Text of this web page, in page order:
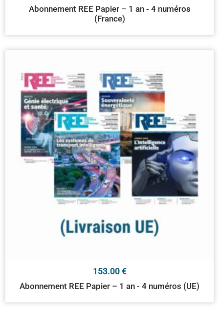
Abonnement REE Papier – 1 an - 4 numéros
(France)
153.00€
Abonnement REE Papier – 1 an - 4 numéros (UE)